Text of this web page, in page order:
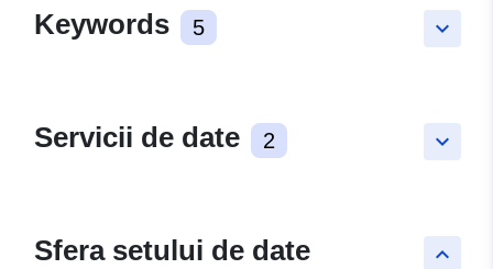
keyboard_arrow_down
Keywords 5
keyboard_arrow_down
Servicii de date 2
keyboard_arrow_up
Sfera setului de date